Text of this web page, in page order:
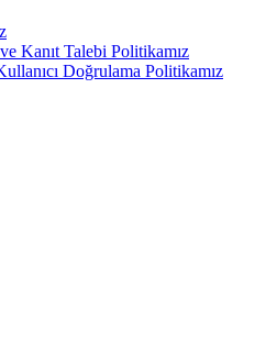
Kanıt Talebi Politikamız
Doğrulama Politikamız